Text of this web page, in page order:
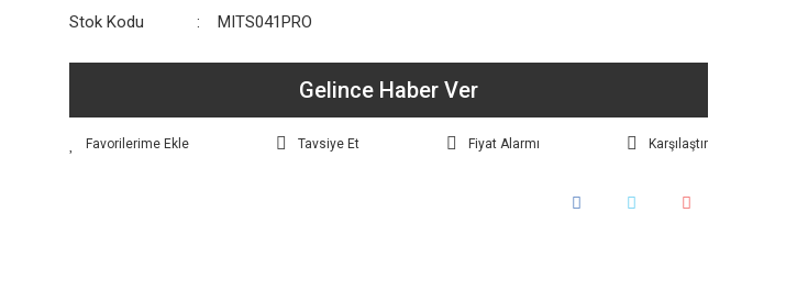
Stok Kodu
MITS041PRO
Gelince Haber Ver
Tavsiye Et Fiyat Alarmı Karşılaştır